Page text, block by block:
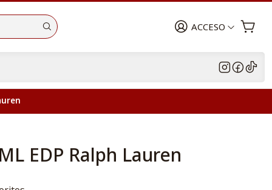
ACCESO
EDP Ralph Lauren